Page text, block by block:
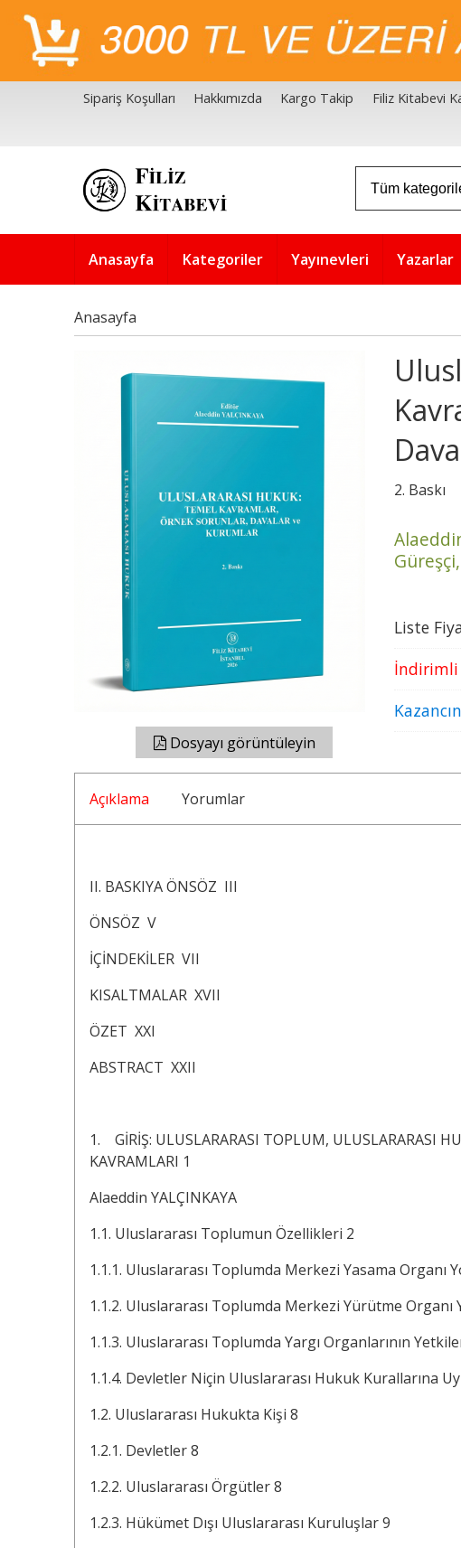
Sipariş Koşulları Hakkımızda Kargo Takip Filiz Kitabevi
Anasayfa Kategoriler Yayınevleri Yazarlar
Anasayfa
Dosyayı görüntüleyin
2. Baskı
Güreşçi,
Liste
İndirimli
Açıklama Yorumlar
II. BASKIYA ÖNSÖZ III
ÖNSÖZ V
İÇİNDEKİLER VII
KISALTMALAR XVII
ÖZET XXI
ABSTRACT XXII
1. GİRİŞ: ULUSLARARASI TOPLUM, ULUSLARARASI
KAVRAMLARI 1
Alaeddin YALÇINKAYA
1.1. Uluslararası Toplumun Özellikleri 2
1.1.1. Uluslararası Toplumda Merkezi Yasama Organı
1.1.2. Uluslararası Toplumda Merkezi Yürütme Organı
1.1.3. Uluslararası Toplumda Yargı Organlarının
1.1.4. Devletler Niçin Uluslararası Hukuk Kurallarına
1.2. Uluslararası Hukukta Kişi 8
1.2.1. Devletler 8
1.2.2. Uluslararası Örgütler 8
1.2.3. Hükümet Dışı Uluslararası Kuruluşlar 9